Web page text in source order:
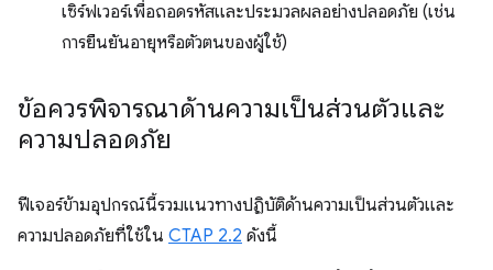
เซิร์ฟเวอร์เพื่อถอดรหัสและประมวลผลอย่างปลอดภัย (เช่น
การยืนยันอายุหรือตัวตนของผู้ใช้)
ข้อควรพิจารณาด้านความเป็นส่วนตัวและ
ความปลอดภัย
ฟีเจอร์ข้ามอุปกรณ์นี้รวมแนวทางปฏิบัติด้านความเป็นส่วนตัวและ
ความปลอดภัยที่ใช้ใน CTAP 2.2 ดังนี้